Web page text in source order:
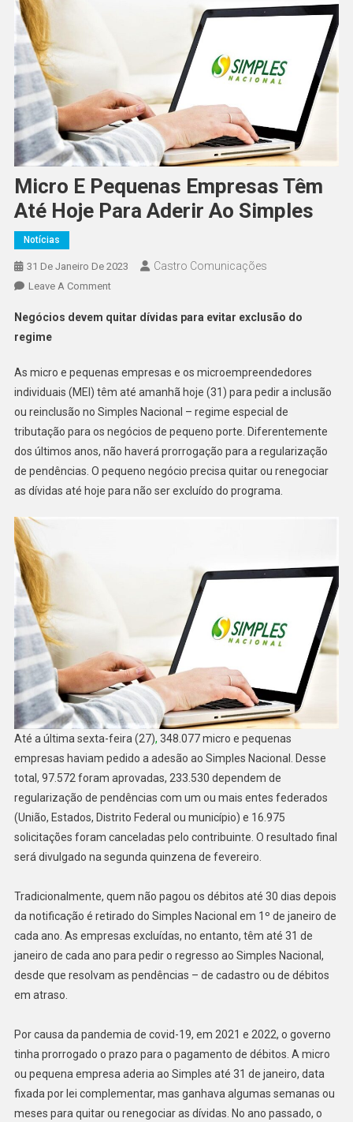
Micro E Pequenas Empresas Têm
Até Hoje Para Aderir Ao Simples
Notícias
31 De Janeiro De 2023 Castro Comunicações
Leave A Comment
Negócios devem quitar dívidas para evitar exclusão do
regime
As micro e pequenas empresas e os microempreendedores
individuais (MEI) têm até amanhã hoje (31) para pedir a inclusão
ou reinclusão no Simples Nacional – regime especial de
tributação para os negócios de pequeno porte. Diferentemente
dos últimos anos, não haverá prorrogação para a regularização
de pendências. O pequeno negócio precisa quitar ou renegociar
as dívidas até hoje para não ser excluído do programa.
Até a última sexta-feira (27), 348.077 micro e pequenas
empresas haviam pedido a adesão ao Simples Nacional. Desse
total, 97.572 foram aprovadas, 233.530 dependem de
regularização de pendências com um ou mais entes federados
(União, Estados, Distrito Federal ou município) e 16.975
solicitações foram canceladas pelo contribuinte. O resultado final
será divulgado na segunda quinzena de fevereiro.
Tradicionalmente, quem não pagou os débitos até 30 dias depois
da notificação é retirado do Simples Nacional em 1º de janeiro de
cada ano. As empresas excluídas, no entanto, têm até 31 de
janeiro de cada ano para pedir o regresso ao Simples Nacional,
desde que resolvam as pendências – de cadastro ou de débitos
em atraso.
Por causa da pandemia de covid-19, em 2021 e 2022, o governo
tinha prorrogado o prazo para o pagamento de débitos. A micro
ou pequena empresa aderia ao Simples até 31 de janeiro, data
fixada por lei complementar, mas ganhava algumas semanas ou
meses para quitar ou renegociar as dívidas. No ano passado, o